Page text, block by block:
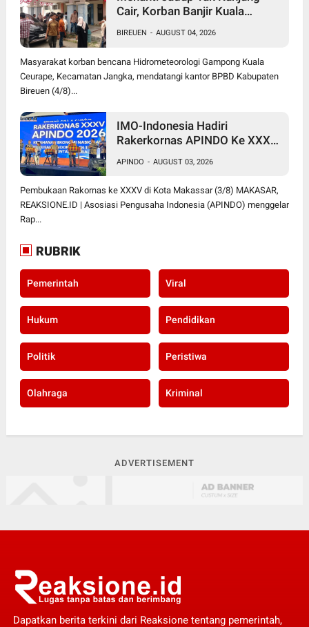
Cair, Korban Banjir Kuala
Bireuen: "Kami Dibola-bolai"
BIREUEN - AUGUST 04, 2026
Masyarakat korban bencana Hidrometeorologi Gampong Kuala
Ceurape, Kecamatan Jangka, mendatangi kantor BPBD Kabupaten
Bireuen (4/8)...
IMO-Indonesia Hadiri
Rakerkornas APINDO Ke XXXV
APINDO - AUGUST 03, 2026
Pembukaan Rakornas ke XXXV di Kota Makassar (3/8) MAKASAR,
REAKSIONE.ID | Asosiasi Pengusaha Indonesia (APINDO) menggelar
Rap...
RUBRIK
Pemerintah Viral
Hukum Pendidikan
Politik Peristiwa
Olahraga Kriminal
ADVERTISEMENT
Dapatkan berita terkini dari Reaksione tentang pemerintah,